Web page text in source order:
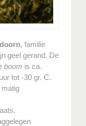
, familie
geel gerand. De
boom is ca.
tot -30 gr. C.
matig